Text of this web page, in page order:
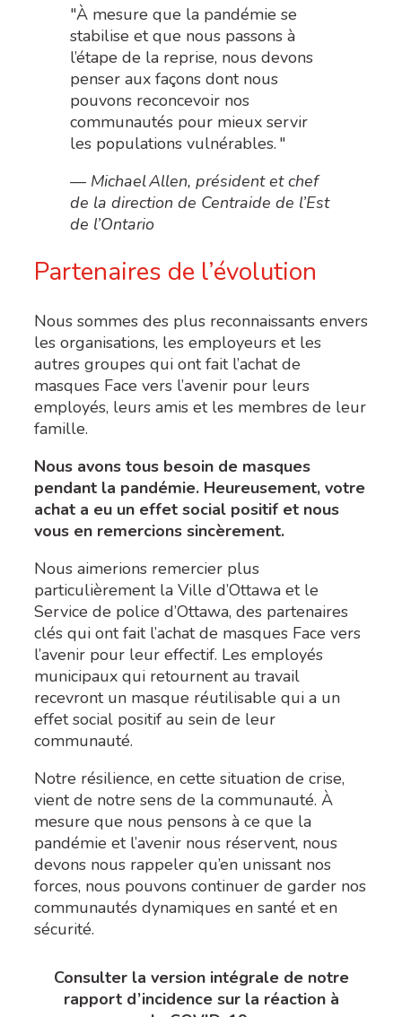
"À mesure que la pandémie se
stabilise et que nous passons à
l’étape de la reprise, nous devons
penser aux façons dont nous
pouvons reconcevoir nos
communautés pour mieux servir
les populations vulnérables. "
— Michael Allen, président et chef
de la direction de Centraide de l’Est
de l’Ontario
Partenaires de l’évolution
Nous sommes des plus reconnaissants envers
les organisations, les employeurs et les
autres groupes qui ont fait l’achat de
masques Face vers l’avenir pour leurs
employés, leurs amis et les membres de leur
famille.
Nous avons tous besoin de masques
pendant la pandémie. Heureusement, votre
achat a eu un effet social positif et nous
vous en remercions sincèrement.
Nous aimerions remercier plus
particulièrement la Ville d’Ottawa et le
Service de police d’Ottawa, des partenaires
clés qui ont fait l’achat de masques Face vers
l’avenir pour leur effectif. Les employés
municipaux qui retournent au travail
recevront un masque réutilisable qui a un
effet social positif au sein de leur
communauté.
Notre résilience, en cette situation de crise,
vient de notre sens de la communauté. À
mesure que nous pensons à ce que la
pandémie et l’avenir nous réservent, nous
devons nous rappeler qu’en unissant nos
forces, nous pouvons continuer de garder nos
communautés dynamiques en santé et en
sécurité.
Consulter la version intégrale de notre
rapport d’incidence sur la réaction à